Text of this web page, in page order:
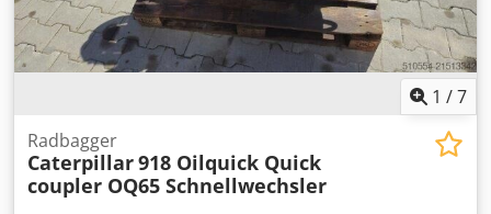
1 /7
Radbagger
Caterpillar918 Oilquick Quick
coupler OQ65 Schnellwechsler